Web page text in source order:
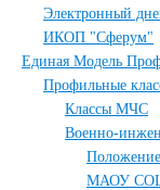
Электронный
ИКОП "Сферум"
Единая Модель
Профильные
Классы МЧС
Военно-
МАОУ СОШ